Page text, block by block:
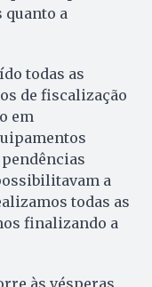
quanto a
todas as
de fiscalização
em
pendências
a
todas as
finalizando a
às vésperas